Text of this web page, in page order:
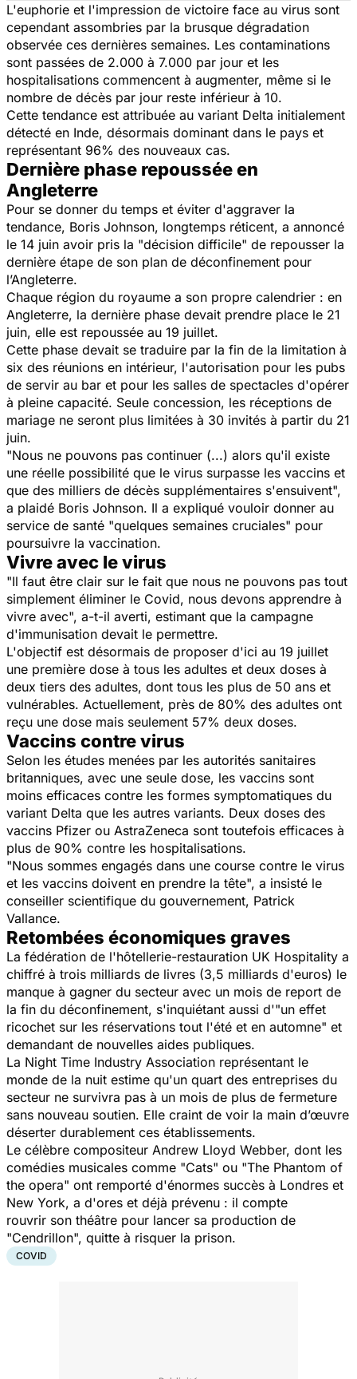
L'euphorie et l'impression de victoire face au virus sont
cependant assombries par la brusque dégradation
observée ces dernières semaines. Les contaminations
sont passées de 2.000 à 7.000 par jour et les
hospitalisations commencent à augmenter, même si le
nombre de décès par jour reste inférieur à 10.
Cette tendance est attribuée au variant Delta initialement
détecté en Inde, désormais dominant dans le pays et
représentant 96% des nouveaux cas.
Dernière phase repoussée en
Angleterre
Pour se donner du temps et éviter d'aggraver la
tendance, Boris Johnson, longtemps réticent, a annoncé
le 14 juin avoir pris la "décision difficile" de repousser la
dernière étape de son plan de déconfinement pour
l’Angleterre.
Chaque région du royaume a son propre calendrier : en
Angleterre, la dernière phase devait prendre place le 21
juin, elle est repoussée au 19 juillet.
Cette phase devait se traduire par la fin de la limitation à
six des réunions en intérieur, l'autorisation pour les pubs
de servir au bar et pour les salles de spectacles d'opérer
à pleine capacité. Seule concession, les réceptions de
mariage ne seront plus limitées à 30 invités à partir du 21
juin.
"Nous ne pouvons pas continuer (...) alors qu'il existe
une réelle possibilité que le virus surpasse les vaccins et
que des milliers de décès supplémentaires s'ensuivent",
a plaidé Boris Johnson. Il a expliqué vouloir donner au
service de santé "quelques semaines cruciales" pour
poursuivre la vaccination.
Vivre avec le virus
"Il faut être clair sur le fait que nous ne pouvons pas tout
simplement éliminer le Covid, nous devons apprendre à
vivre avec", a-t-il averti, estimant que la campagne
d'immunisation devait le permettre.
L'objectif est désormais de proposer d'ici au 19 juillet
une première dose à tous les adultes et deux doses à
deux tiers des adultes, dont tous les plus de 50 ans et
vulnérables. Actuellement, près de 80% des adultes ont
reçu une dose mais seulement 57% deux doses.
Vaccins contre virus
Selon les études menées par les autorités sanitaires
britanniques, avec une seule dose, les vaccins sont
moins efficaces contre les formes symptomatiques du
variant Delta que les autres variants. Deux doses des
vaccins Pfizer ou AstraZeneca sont toutefois efficaces à
plus de 90% contre les hospitalisations.
"Nous sommes engagés dans une course contre le virus
et les vaccins doivent en prendre la tête", a insisté le
conseiller scientifique du gouvernement, Patrick
Vallance.
Retombées économiques graves
La fédération de l'hôtellerie-restauration UK Hospitality a
chiffré à trois milliards de livres (3,5 milliards d'euros) le
manque à gagner du secteur avec un mois de report de
la fin du déconfinement, s'inquiétant aussi d'"un effet
ricochet sur les réservations tout l'été et en automne" et
demandant de nouvelles aides publiques.
La Night Time Industry Association représentant le
monde de la nuit estime qu'un quart des entreprises du
secteur ne survivra pas à un mois de plus de fermeture
sans nouveau soutien. Elle craint de voir la main d’œuvre
déserter durablement ces établissements.
Le célèbre compositeur Andrew Lloyd Webber, dont les
comédies musicales comme "Cats" ou "The Phantom of
the opera" ont remporté d'énormes succès à Londres et
New York, a d'ores et déjà prévenu : il compte
rouvrir son théâtre pour lancer sa production de
"Cendrillon", quitte à risquer la prison.
COVID